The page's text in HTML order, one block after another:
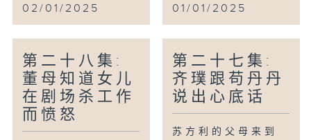
02/01/2025 01/01/2025
第二十八集:
董母知道女儿
在剧场杀工作
而愤怒
第二十七集:
齐璞跟苟丹丹
说出心底话
苏方利的父母来到